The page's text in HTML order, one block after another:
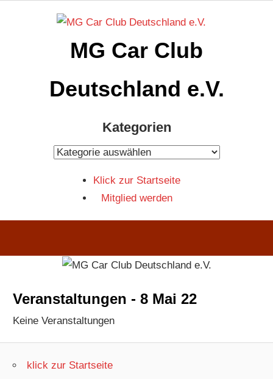
MG Car Club
Deutschland e.V.
Kategorien
Kategorien
Klick zur Startseite
Mitglied werden
Veranstaltungen - 8 Mai 22
Keine Veranstaltungen
klick zur Startseite